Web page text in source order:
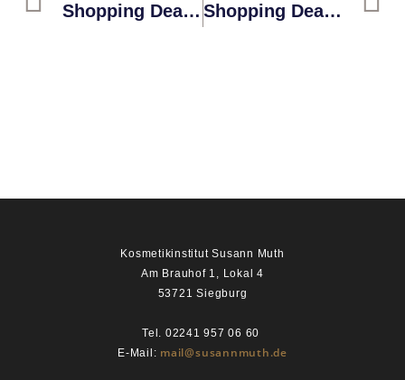
Shopping Deal 13: -20% Auf Reviderm Calming Silver Spray Shopping Deal 15: 20% Auf Ihr Persönliches Couperose Treatment
Kosmetikinstitut Susann Muth
Am Brauhof 1, Lokal 4
53721 Siegburg
Tel. 02241 957 06 60
E-Mail: mail@susannmuth.de